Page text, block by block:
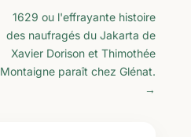
1629 ou l'effrayante histoire
des naufragés du Jakarta de
Xavier Dorison et Thimothée
Montaigne paraît chez Glénat.
→